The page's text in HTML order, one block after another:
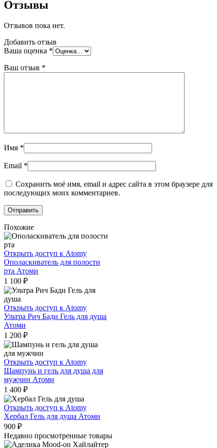
Отзывы
Отзывов пока нет.
Добавить отзыв
Ваша оценка *
Ваш отзыв *
Имя *
Email *
Сохранить моё имя, email и адрес сайта в этом браузере для
последующих моих комментариев.
Похожие
Открыть доступ к Atomy
Ополаскиватель для полости
рта Атоми
1 100 ₽
Открыть доступ к Atomy
Ультра Рич Бади Гель для душа
Атоми
1 200 ₽
Открыть доступ к Atomy
Шампунь и гель для душа для
мужчин Атоми
1 400 ₽
Открыть доступ к Atomy
Хербал Гель для душа Атоми
900 ₽
Недавно просмотренные товары